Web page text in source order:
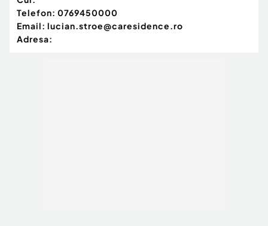
Telefon: 0769450000
Email: lucian.stroe@caresidence.ro
Adresa: